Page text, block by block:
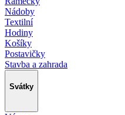
Nádoby
Textilní
Hodiny
Košíky
Postavičky
Stavba a zahrada
Svátky